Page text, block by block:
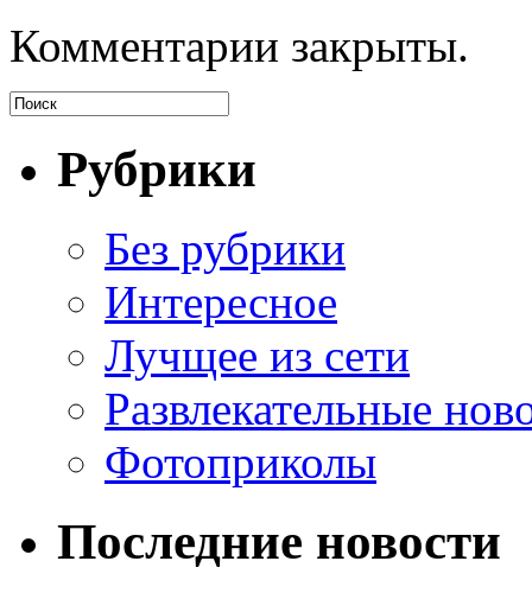
Комментарии закрыты.
Рубрики
Без рубрики
Интересное
Лучщее из сети
Развлекательные
Фотоприколы
Последние новости